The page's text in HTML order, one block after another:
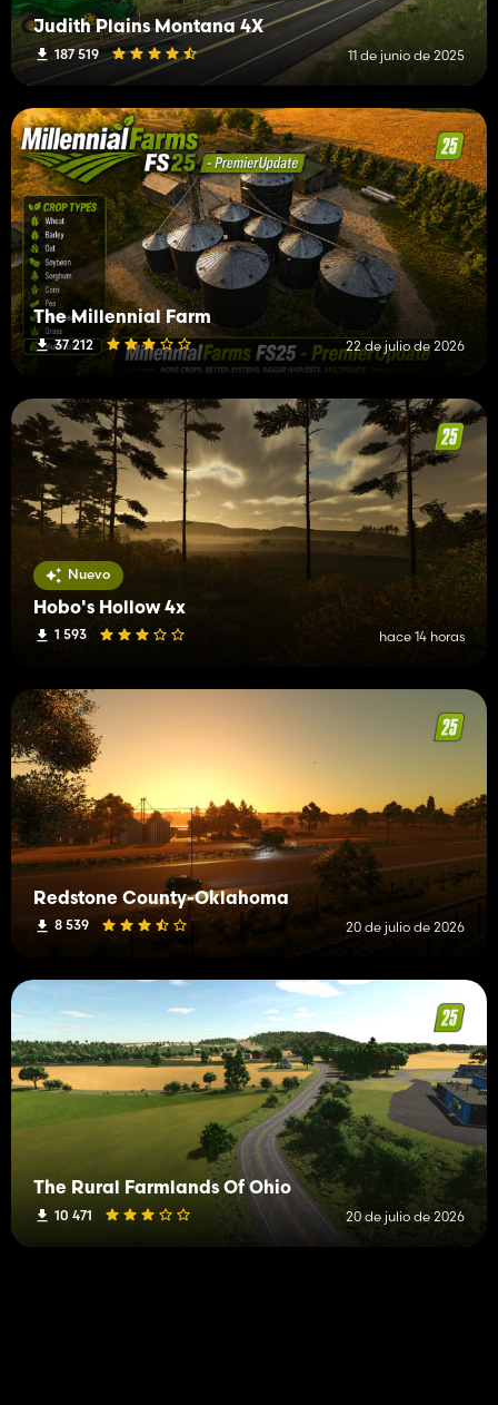
Judith Plains Montana 4X
187 519 11 de junio de 2025
The Millennial Farm
37 212 22 de julio de 2026
Nuevo
Hobo's Hollow 4x
1 593 hace 14 horas
Redstone County-Oklahoma
8 539 20 de julio de 2026
The Rural Farmlands Of Ohio
10 471 20 de julio de 2026